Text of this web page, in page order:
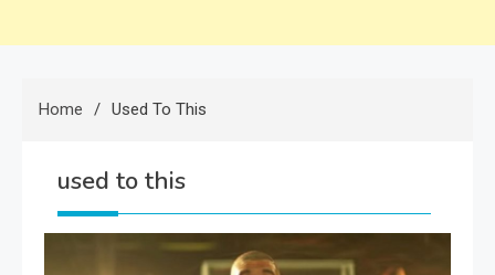
Home Used To This
used to this